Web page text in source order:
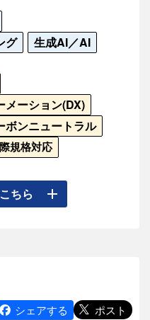
グ
生成AI／AI
メーション(DX)
ボンニュートラル
規格対応
で採用して10年が経過
製造に適用するIEC
評価するキー・パフォ
ーの検討など、その最
ちら
シェアする ポスト